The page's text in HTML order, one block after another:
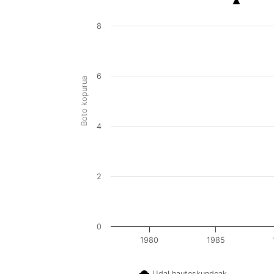
Boto kopurua
1980 1985
0
2
4
6
8